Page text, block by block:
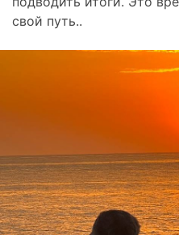
свой путь..